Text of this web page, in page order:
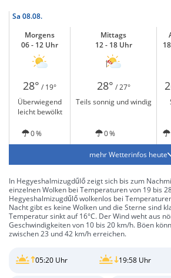
Sa 08.08.
Morgens
06 - 12 Uhr
Mittags
12 - 18 Uhr
28° / 19° 28° / 27°
Überwiegend
leicht bewölkt
Teils sonnig und windig
0 % 0 %
mehr Wetterinfos heute
In Hegyeshalmizugdűlő zeigt sich bis zum
einzelnen Wolken bei Temperaturen von 19 bis
Hegyeshalmizugdűlő wolkenlos bei
Nacht gibt es keine Wolken und die Sterne sind
Temperatur sinkt auf 16°C. Der Wind weht aus
Geschwindigkeiten von 10 bis 20 km/h. Böen
zwischen 23 und 42 km/h erreichen.
05:20 Uhr 19:58 Uhr